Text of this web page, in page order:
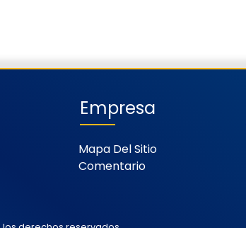
Empresa
Mapa Del Sitio
Comentario